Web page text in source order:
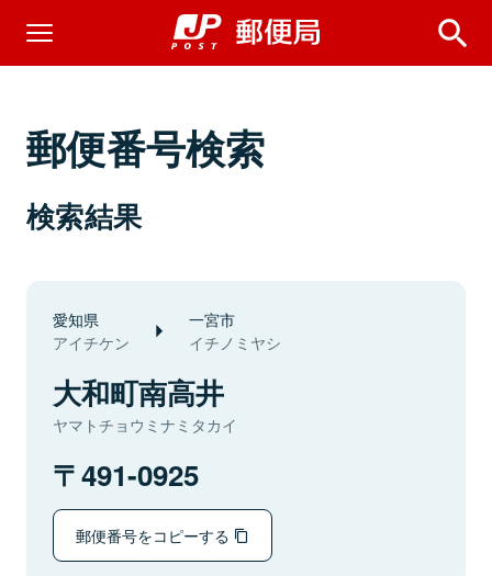
郵便番号検索
検索結果
愛知県
アイチケン
一宮市
イチノミヤシ
大和町南高井
ヤマトチョウミナミタカイ
491-0925
郵便番号をコピーする